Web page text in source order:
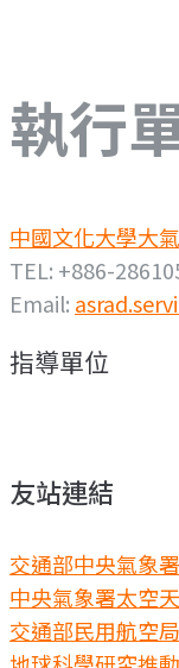
執行
中國文化大學大
TEL: +886-
Email:
指導單位
友站連結
交通部中央氣象
中央氣象署太空
交通部民用航空